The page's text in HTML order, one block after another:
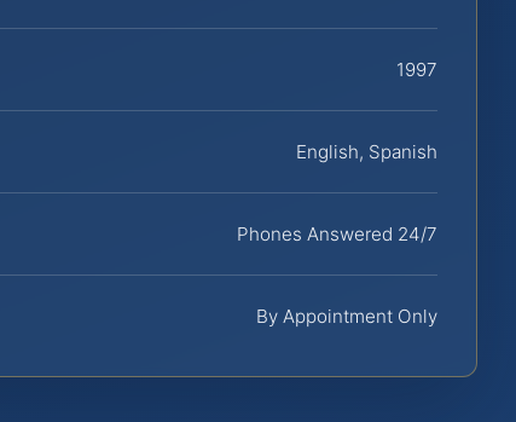
1997
English, Spanish
Phones Answered 24/7
By Appointment Only